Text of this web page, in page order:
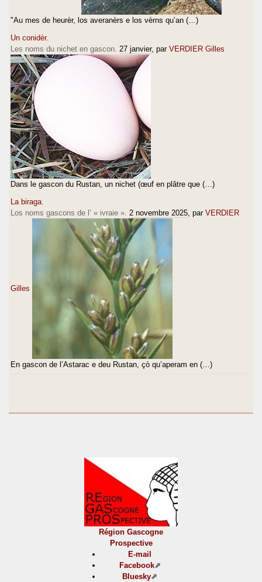
"Au mes de heurèr, los averanèrs e los vèrns qu’an (…)
Un conidèr.
Les noms du nichet en gascon. 27 janvier, par VERDIER Gilles
Dans le gascon du Rustan, un nichet (œuf en plâtre que (…)
La biraga.
Los noms gascons de l’ « ivraie ». 2 novembre 2025 , par VERDIER
Gilles
En gascon de l’Astarac e deu Rustan, çò qu’aperam en (…)
Région Gascogne
Prospective
E-mail
Facebook
Bluesky